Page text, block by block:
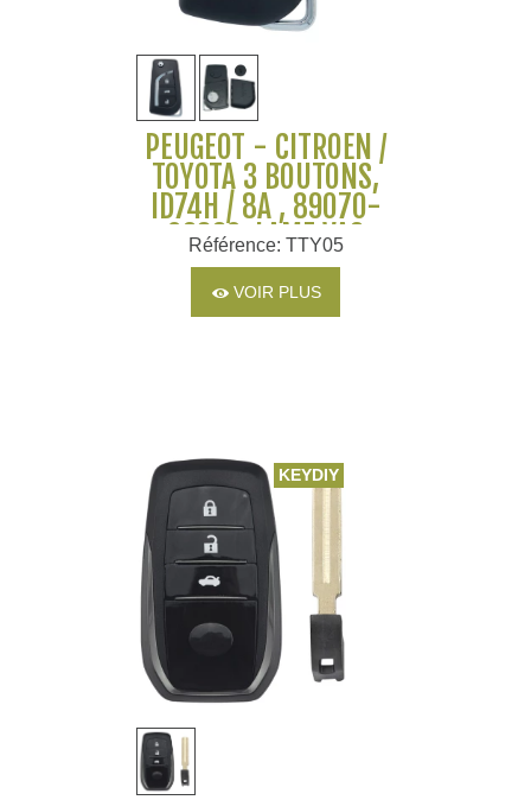
PEUGEOT - CITROËN /
TOYOTA 3 BOUTONS,
ID74H / 8A , 89070-
02830, LAME VA2
Référence: TTY05
VOIR PLUS
KEYDIY